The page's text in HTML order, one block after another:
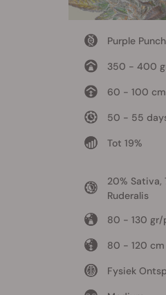
Purple
350 - 400
60 - 100 cm
50 - 55
Tot 19%
20% Sativa,
Ruderalis
80 - 130 gr/
80 - 120 cm
Fysiek